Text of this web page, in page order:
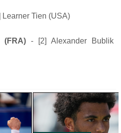
Tien (USA)
(FRA) - [2] Alexander Bublik